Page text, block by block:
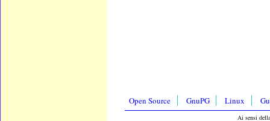
Open Source GnuPG Linux
Ai sensi